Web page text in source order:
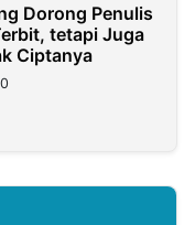
Dorong Penulis
tetapi Juga
Ciptanya